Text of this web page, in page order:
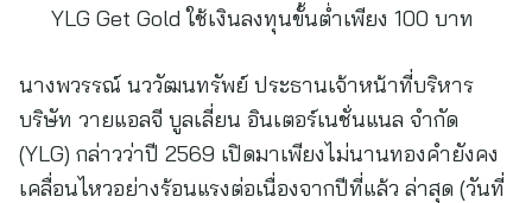
YLG Get Gold ใช้เงินลงทุนขั้นต่ำเพียง 100 บาท
นางพวรรณ์ นววัฒนทรัพย์ ประธานเจ้าหน้าที่บริหาร
บริษัท วายแอลจี บูลเลี่ยน อินเตอร์เนชั่นแนล จำกัด
(YLG) กล่าวว่าปี 2569 เปิดมาเพียงไม่นานทองคำยังคง
เคลื่อนไหวอย่างร้อนแรงต่อเนื่องจากปีที่แล้ว ล่าสุด (วันที่